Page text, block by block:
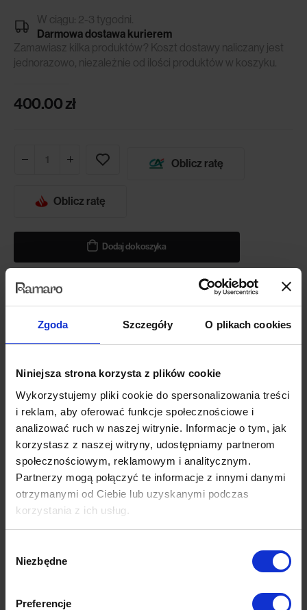
Zgoda Szczegóły O plikach cookies
Niniejsza strona korzysta z plików cookie
Wykorzystujemy pliki cookie do spersonalizowania treści
i reklam, aby oferować funkcje społecznościowe i
analizować ruch w naszej witrynie. Informacje o tym, jak
korzystasz z naszej witryny, udostępniamy partnerom
społecznościowym, reklamowym i analitycznym.
Partnerzy mogą połączyć te informacje z innymi danymi
otrzymanymi od Ciebie lub uzyskanymi podczas
korzystania z ich usług.
zgody
Niezbędne
Preferencje
W ciągu: 2-3 tygodni.
Darmowa dostawa kurierem
Zamawiasz kilka produktów? Koszt dostawy naliczany jest
jednorazowo, niezależnie od ilości produktów w koszyku.
400.00zł
Oblicz ratę
Oblicz ratę
Dodaj do koszyka
dodatkowych próbników tkanin lub chcesz zmienić konfigurację
mebla lub ilość modułów skontaktuj się z naszym biurem obsługi.
787 091 180
Opis produktu
Anouk to lampa stołowa o prostym, ale eleganckim wyglądzie.
Najlepiej sprawdzi się w pomieszczeniach o industrialnym czy
nowoczesnym wystroju i wykończeniu jak sypialnia, salon, jadalnia,
kuchnia czy korytarz. Wykonana została z metalu w kolorze czarnym
oraz matowo opalowego szkła.
Wymiary